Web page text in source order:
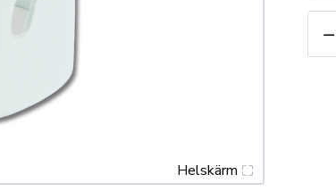
Helskärm
−
HSS-
Co8